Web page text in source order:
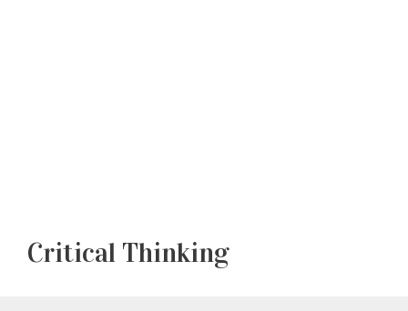
Critical Thinking